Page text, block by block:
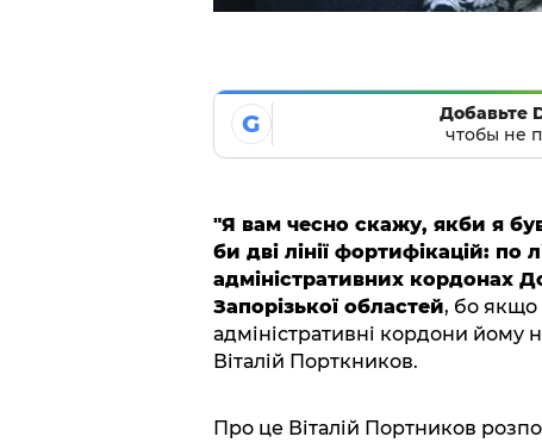
G
Добавьте
чтобы не
"Я вам чесно скажу, якби я
би дві лінії фортифікацій: по
адміністративних кордонах
Запорізької областей, бо якщо
адміністративні кордони йому
Віталій Порткников.
Про це Віталій Портников